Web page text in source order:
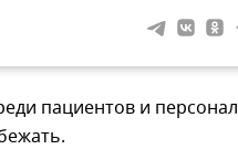
пациентов и